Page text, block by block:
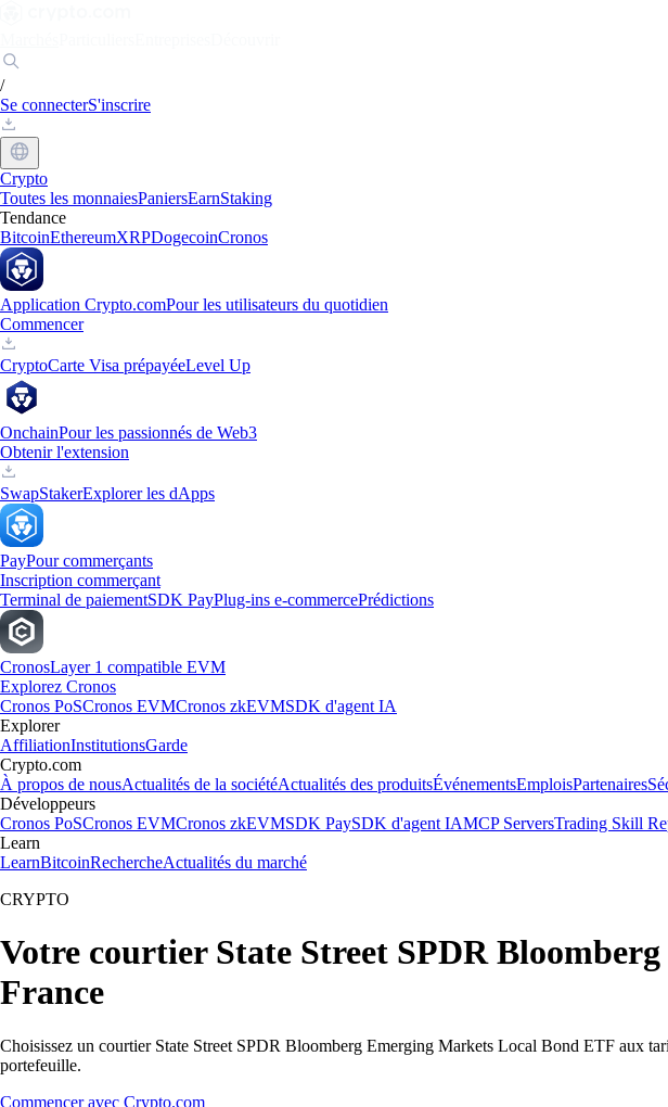
/
Se connecterS'inscrire
Crypto
Toutes les monnaiesPaniersEarnStaking
Tendance
BitcoinEthereumXRPDogecoinCronos
Application Crypto.comPour les utilisateurs du quotidien
Commencer
CryptoCarte Visa prépayéeLevel Up
OnchainPour les passionnés de Web3
Obtenir l'extension
SwapStakerExplorer les dApps
PayPour commerçants
Inscription commerçant
Terminal de paiementSDK PayPlug-ins e-commercePrédictions
CronosLayer 1 compatible EVM
Explorez Cronos
Cronos PoSCronos EVMCronos zkEVMSDK d'agent IA
Explorer
AffiliationInstitutionsGarde
Crypto.com
À propos de nousActualités de la sociétéActualités des produitsÉvénementsEmploisPartenaires
Développeurs
Cronos PoSCronos EVMCronos zkEVMSDK PaySDK d'agent IAMCP ServersTrading Skill
Learn
LearnBitcoinRechercheActualités du marché
CRYPTO
Votre courtier State Street SPDR
France
Choisissez un courtier State Street SPDR Bloomberg Emerging Markets Local Bond ETF aux
portefeuille.
Commencer avec Crypto.com